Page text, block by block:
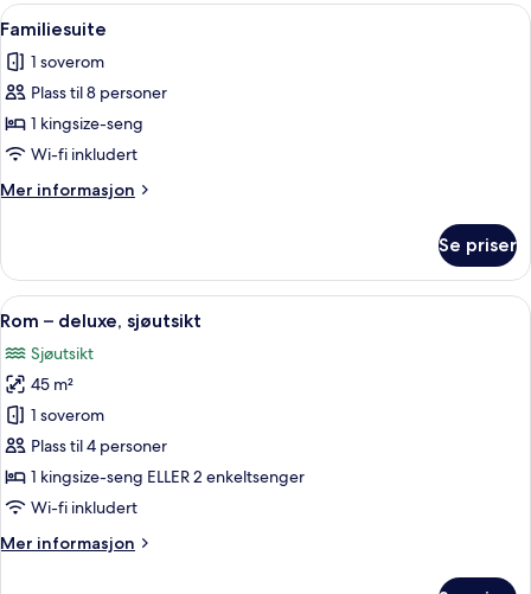
Åpne
alle
bildene
av
Familiesuite
Dundyner, minibar, safe på rommet
11
Familiesuite
1 soverom
Plass til 8 personer
1 kingsize-seng
Wi-fi inkludert
Mer informasjon
Mer
Se priser
Åpne
alle
bildene
av
Rom
–
deluxe,
sjøutsikt
Dundyner, minibar, safe på rommet
5
Rom – deluxe, sjøutsikt
Sjøutsikt
45 m²
1 soverom
Plass til 4 personer
1 kingsize-seng ELLER 2 enkeltsenger
Wi-fi inkludert
Mer informasjon
Mer